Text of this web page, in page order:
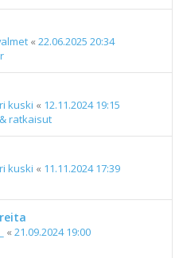
« 22.06.2025 20:34
kuski « 12.11.2024 19:15
ratkaisut
kuski « 11.11.2024 17:39
« 21.09.2024 19:00